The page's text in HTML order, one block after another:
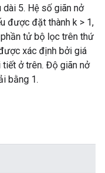
5. Hệ số giãn nở
được đặt thành k > 1,
tử bộ lọc trên thứ
xác định bởi giá
tiết ở trên. Độ giãn nở
bằng 1.